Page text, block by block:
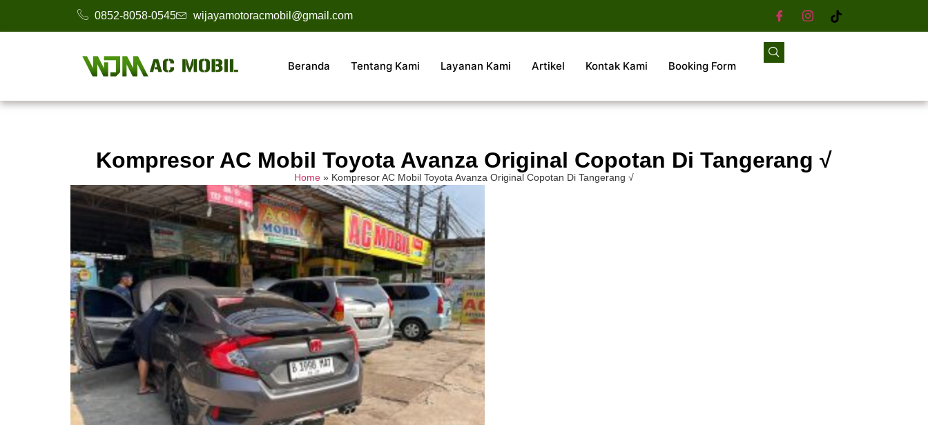
0852-8058-0545 wijayamotoracmobil@gmail.com
Beranda Tentang Kami Layanan Kami Artikel Kontak Kami Booking Form
Kompresor AC Mobil Toyota Avanza Original Copotan Di Tangerang √
Home » Kompresor AC Mobil Toyota Avanza Original Copotan Di Tangerang √